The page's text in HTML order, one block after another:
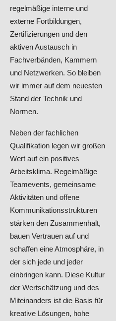
regelmäßige interne und
externe Fortbildungen,
Zertifizierungen und den
aktiven Austausch in
Fachverbänden, Kammern
und Netzwerken. So bleiben
wir immer auf dem neuesten
Stand der Technik und
Normen.
Neben der fachlichen
Qualifikation legen wir großen
Wert auf ein positives
Arbeitsklima. Regelmäßige
Teamevents, gemeinsame
Aktivitäten und offene
Kommunikationsstrukturen
stärken den Zusammenhalt,
bauen Vertrauen auf und
schaffen eine Atmosphäre, in
der sich jede und jeder
einbringen kann. Diese Kultur
der Wertschätzung und des
Miteinanders ist die Basis für
kreative Lösungen, hohe